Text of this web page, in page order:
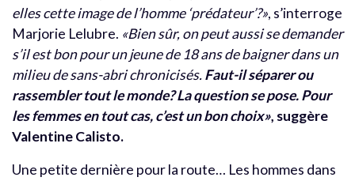
elles cette image de l’homme ‘prédateur’?», s’interroge
Marjorie Lelubre. «Bien sûr, on peut aussi se demander
s’il est bon pour un jeune de 18 ans de baigner dans un
milieu de sans-abri chronicisés.Faut-il séparer ou
rassembler tout le monde? La question se pose. Pour
les femmes en tout cas, c’est un bon choix», suggère
Valentine Calisto.
Une petite dernière pour la route… Les hommes dans